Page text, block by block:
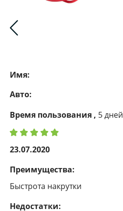
Имя:
Авто:
Время пользования , 5 дней
23.07.2020
Преимущества:
Быстрота накрутки
Недостатки: